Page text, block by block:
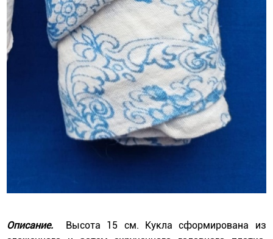
Описание. Высота 15 см. Кукла сформирована из